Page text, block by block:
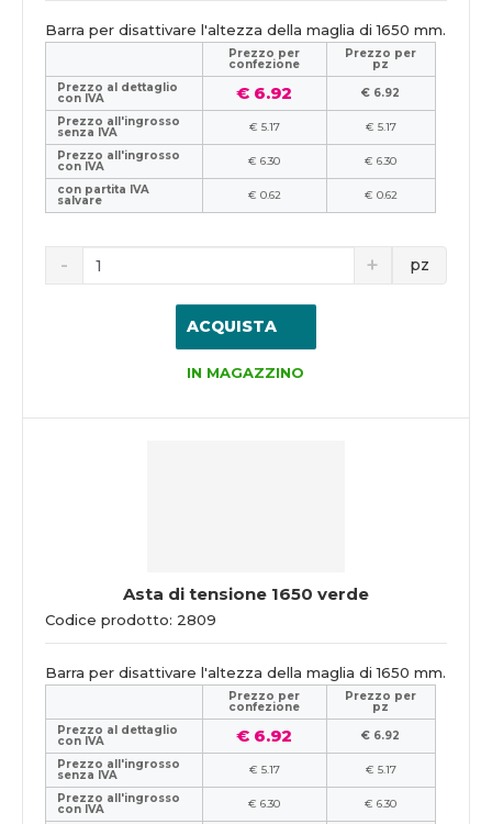
Barra per disattivare l'altezza della maglia di 1650 mm.
Prezzo per
confezione
Prezzo per
pz
Prezzo al dettaglio
con IVA € 6.92
€ 6.92
Prezzo all'ingrosso
senza IVA € 5.17
€ 5.17
Prezzo all'ingrosso
con IVA € 6.30
€ 6.30
con partita IVA
salvare € 0.62 € 0.62
pz
ACQUISTA
IN MAGAZZINO
Asta di tensione 1650 verde
Codice prodotto: 2809
Barra per disattivare l'altezza della maglia di 1650 mm.
Prezzo per
confezione
Prezzo per
pz
Prezzo al dettaglio
con IVA € 6.92
€ 6.92
Prezzo all'ingrosso
senza IVA € 5.17
€ 5.17
Prezzo all'ingrosso
con IVA € 6.30
€ 6.30